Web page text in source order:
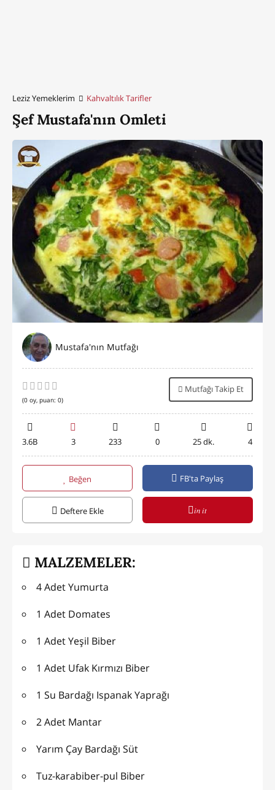
Leziz Yemeklerim Kahvaltılık Tarifler
Şef Mustafa'nın Omleti
Mustafa'nın Mutfağı
(0 oy, puan: 0)
Mutfağı Takip Et
3.6B 3 233 0 25 dk. 4
Beğen FB'ta Paylaş
Deftere Ekle in it
MALZEMELER:
4 Adet Yumurta
1 Adet Domates
1 Adet Yeşil Biber
1 Adet Ufak Kırmızı Biber
1 Su Bardağı Ispanak Yaprağı
2 Adet Mantar
Yarım Çay Bardağı Süt
Tuz-karabiber-pul Biber